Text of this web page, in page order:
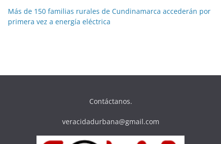
Más de 150 familias rurales de Cundinamarca accederán por
primera vez a energía eléctrica
Contáctanos.
veracidadurbana@gmail.com